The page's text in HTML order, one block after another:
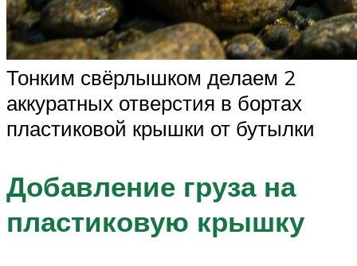
Тонким свёрлышком делаем 2
аккуратных отверстия в бортах
пластиковой крышки от бутылки
Добавление груза на
пластиковую крышку